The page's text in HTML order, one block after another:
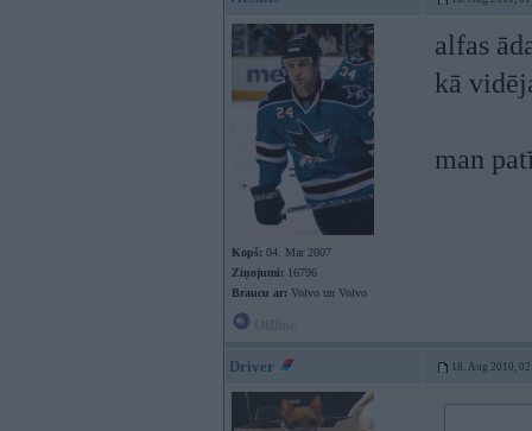
Kopš: 04. Mar 2007
Ziņojumi: 16796
Braucu ar: Volvo un Volvo
alfas
kā
man
Driver 18. Aug 2010,